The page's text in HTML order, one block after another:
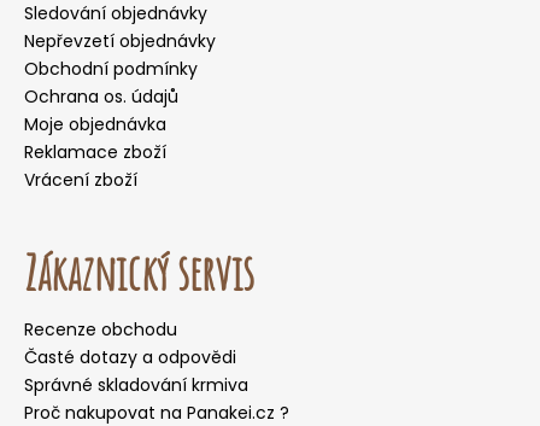
Sledování objednávky
Nepřevzetí objednávky
Obchodní podmínky
Ochrana os. údajů
Moje objednávka
Reklamace zboží
Vrácení zboží
Zákaznický servis
Recenze obchodu
Časté dotazy a odpovědi
Správné skladování krmiva
Proč nakupovat na Panakei.cz ?